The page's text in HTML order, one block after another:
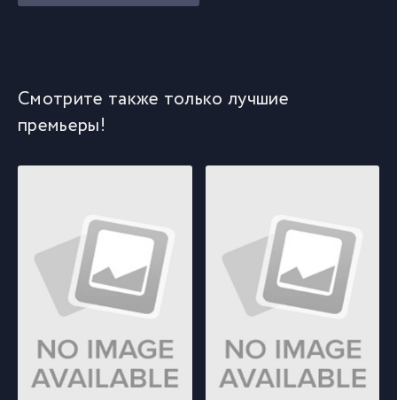
Смотрите также только лучшие
премьеры!